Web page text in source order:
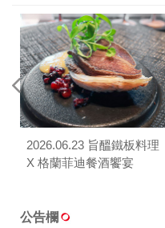
2026.06.23 旨醞鐵板料理
X 格蘭菲迪餐酒饗宴
公告欄